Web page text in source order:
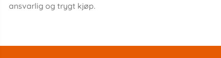
ansvarlig og trygt kjøp.